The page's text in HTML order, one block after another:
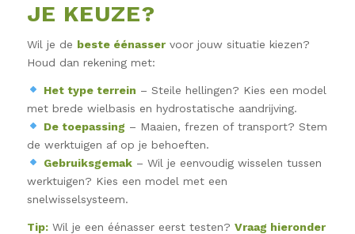
JE KEUZE?
Wil je de beste éénasservoor jouw situatie kiezen?
Houd dan rekening met:
Het type terrein – Steile hellingen? Kies een model
met brede wielbasis en hydrostatische aandrijving.
De toepassing – Maaien, frezen of transport? Stem
de werktuigen af op je behoeften.
Gebruiksgemak– Wil je eenvoudig wisselen tussen
werktuigen? Kies een model met een
snelwisselsysteem.
Tip:Wil je een éénasser eerst testen? Vraag hieronder